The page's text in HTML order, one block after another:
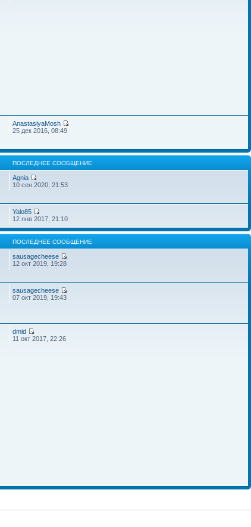
AnastasiyaMosh
25 дек 2016, 08:49
ПОСЛЕДНЕЕ СООБЩЕНИЕ
Agnia
10 сен 2020, 21:53
Yalo85
12 янв 2017, 21:10
ПОСЛЕДНЕЕ СООБЩЕНИЕ
sausagecheese
12 окт 2019, 19:28
sausagecheese
07 окт 2019, 19:43
dmid
11 окт 2017, 22:26